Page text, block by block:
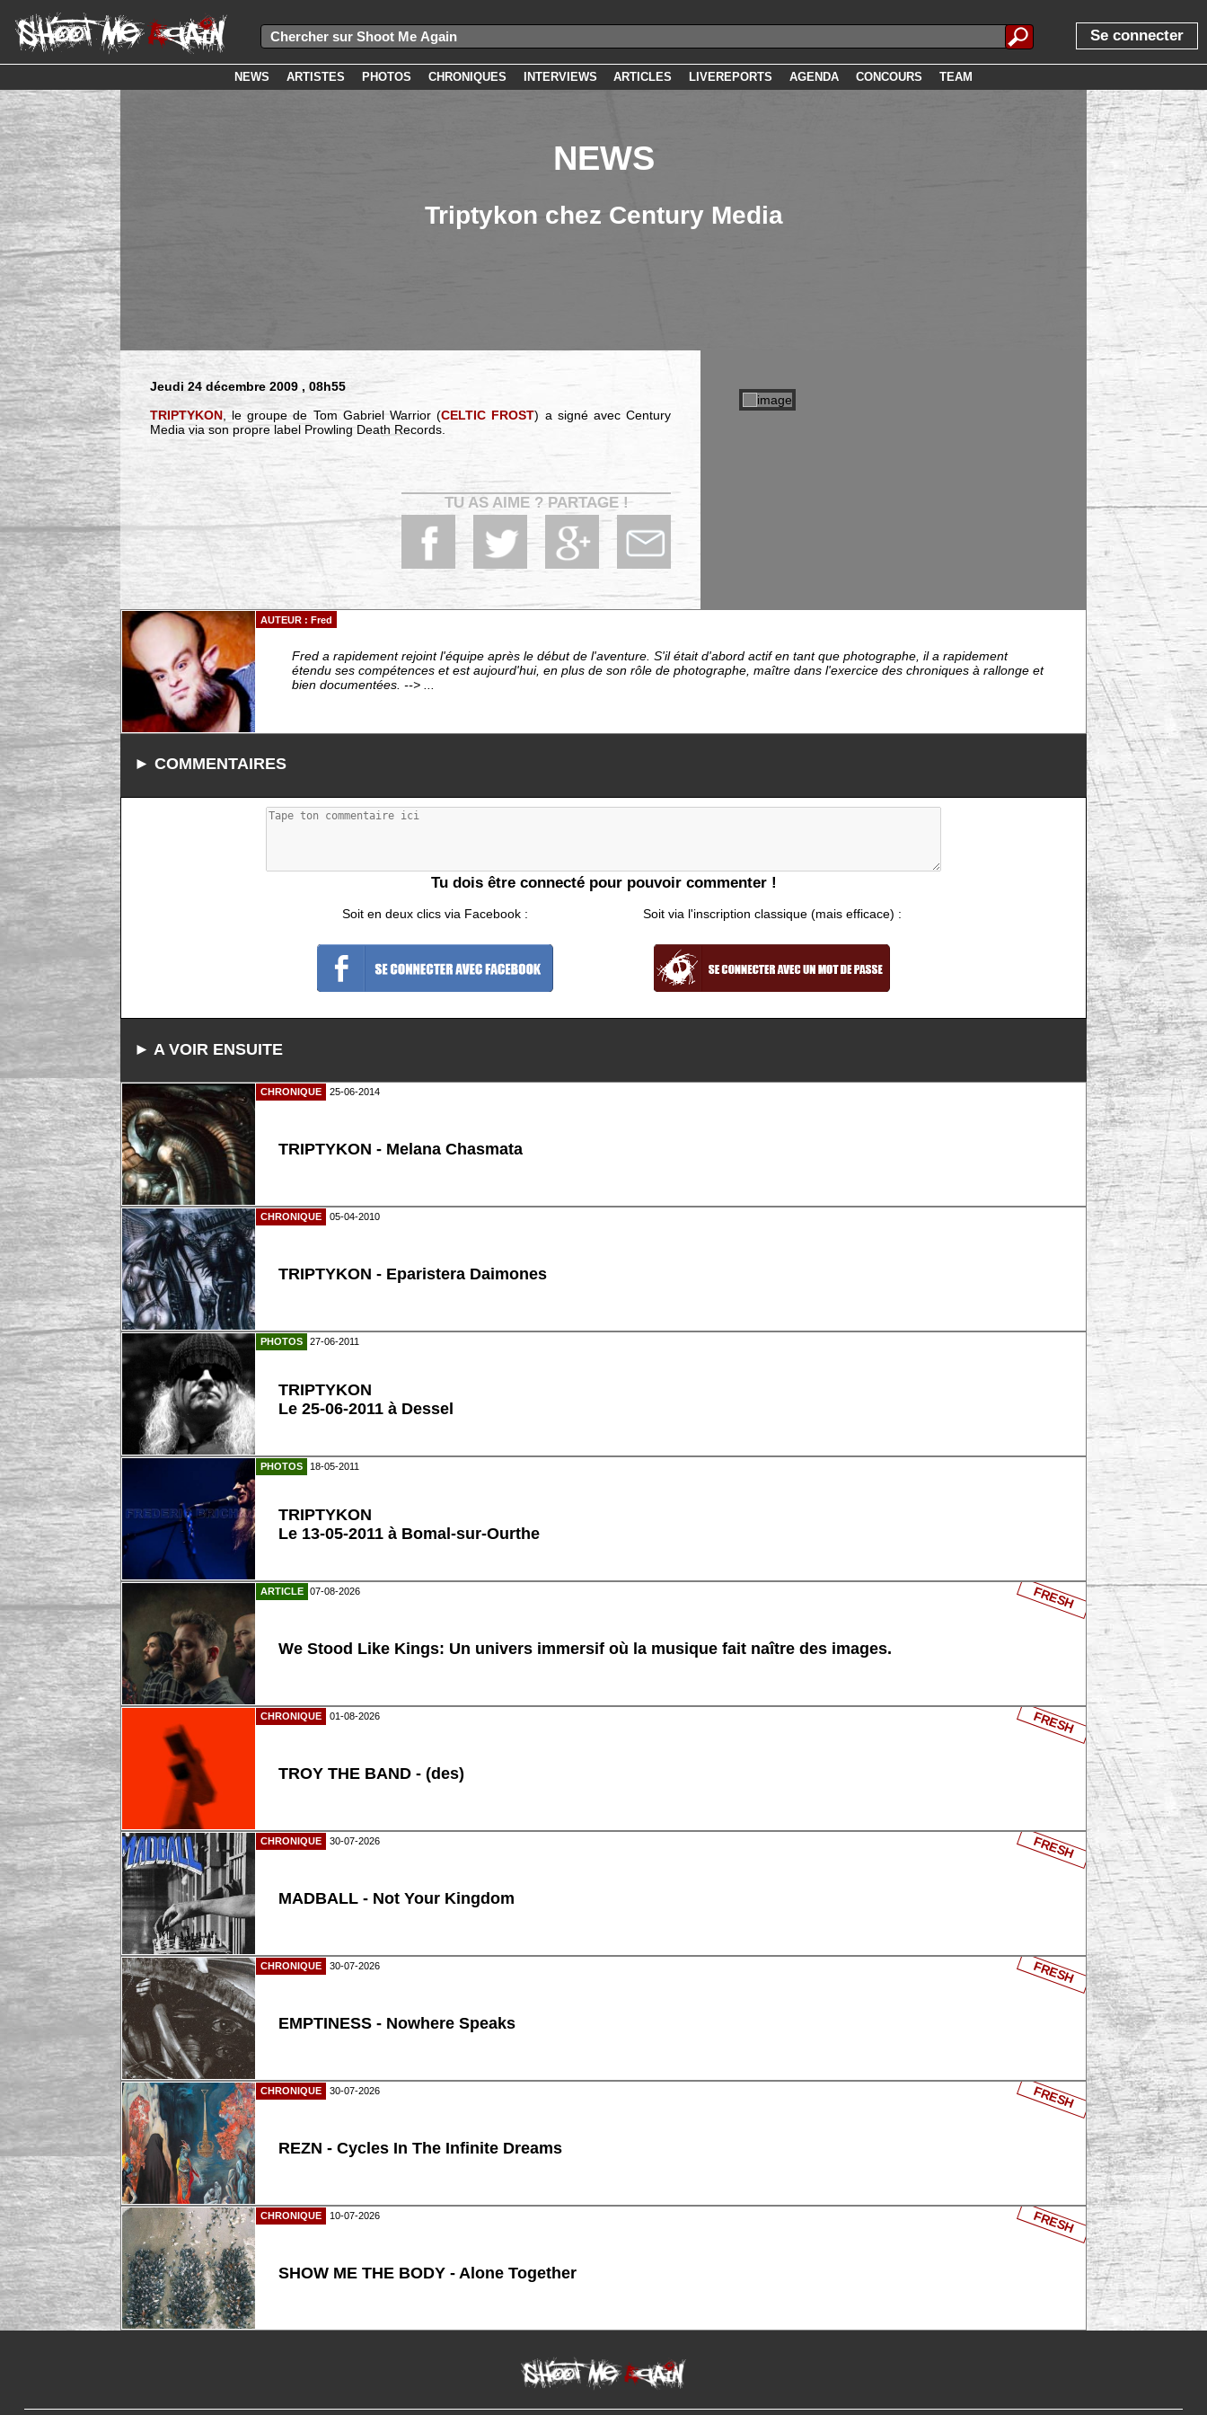
Se connecter
NEWS ARTISTES PHOTOS CHRONIQUES INTERVIEWS ARTICLES LIVEREPORTS AGENDA CONCOURS TEAM
NEWS
Triptykon chez Century Media
Jeudi 24 décembre 2009 , 08h55
TRIPTYKON, le groupe de Tom Gabriel Warrior (CELTIC FROST) a signé avec Century
Media via son propre label Prowling Death Records.
TU AS AIME ? PARTAGE !
AUTEUR : Fred
Fred a rapidement rejoint l'équipe après le début de l'aventure. S'il était d'abord actif en tant que photographe, il a rapidement
étendu ses compétences et est aujourd'hui, en plus de son rôle de photographe, maître dans l'exercice des chroniques à rallonge et
bien documentées. --> ...
► COMMENTAIRES
Tu dois être connecté pour pouvoir commenter !
Soit en deux clics via Facebook : Soit via l'inscription classique (mais efficace) :
► A VOIR ENSUITE
CHRONIQUE 25-06-2014
TRIPTYKON - Melana Chasmata
CHRONIQUE 05-04-2010
TRIPTYKON - Eparistera Daimones
PHOTOS 27-06-2011
TRIPTYKON
Le 25-06-2011 à Dessel
PHOTOS 18-05-2011
TRIPTYKON
Le 13-05-2011 à Bomal-sur-Ourthe
ARTICLE 07-08-2026
We Stood Like Kings: Un univers immersif où la musique fait naître des images.
FRESH
CHRONIQUE 01-08-2026
TROY THE BAND - (des)
FRESH
CHRONIQUE 30-07-2026
MADBALL - Not Your Kingdom
FRESH
CHRONIQUE 30-07-2026
EMPTINESS - Nowhere Speaks
FRESH
CHRONIQUE 30-07-2026
REZN - Cycles In The Infinite Dreams
FRESH
CHRONIQUE 10-07-2026
SHOW ME THE BODY - Alone Together
FRESH